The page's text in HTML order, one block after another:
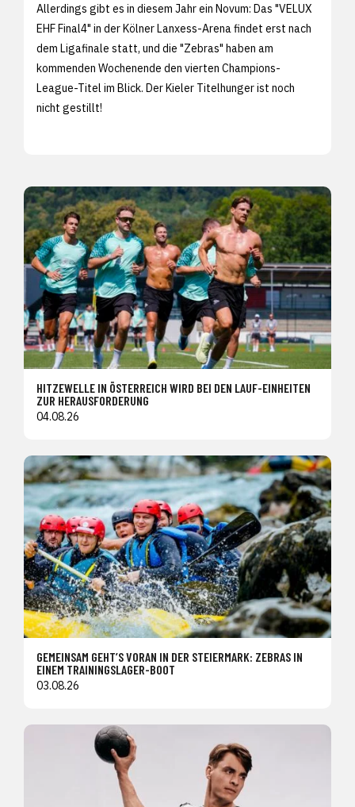
Allerdings gibt es in diesem Jahr ein Novum: Das "VELUX
EHF Final4" in der Kölner Lanxess-Arena findet erst nach
dem Ligafinale statt, und die "Zebras" haben am
kommenden Wochenende den vierten Champions-
League-Titel im Blick. Der Kieler Titelhunger ist noch
nicht gestillt!
HITZEWELLE IN ÖSTERREICH WIRD BEI DEN LAUF-EINHEITEN
ZUR HERAUSFORDERUNG
04.08.26
GEMEINSAM GEHT’S VORAN IN DER STEIERMARK: ZEBRAS IN
EINEM TRAININGSLAGER-BOOT
03.08.26